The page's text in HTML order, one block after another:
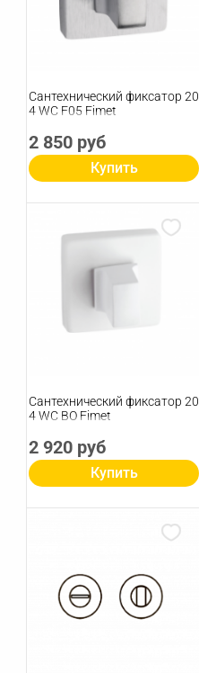
Сантехнический фиксатор 20
4 WC F05 Fimet
2 850 руб
Купить
Сантехнический фиксатор 20
4 WC ВО Fimet
2 920 руб
Купить